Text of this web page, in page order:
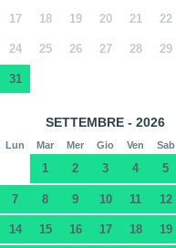
17 18 19 20 21 22
24 25 26 27 28 29
31
SETTEMBRE - 2026
Lun Mar Mer Gio Ven Sab
1 2 3 4 5
7 8 9 10 11 12
14 15 16 17 18 19